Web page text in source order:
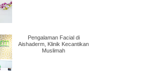
Pengalaman Facial di
Aishaderm, Klinik Kecantikan
Muslimah